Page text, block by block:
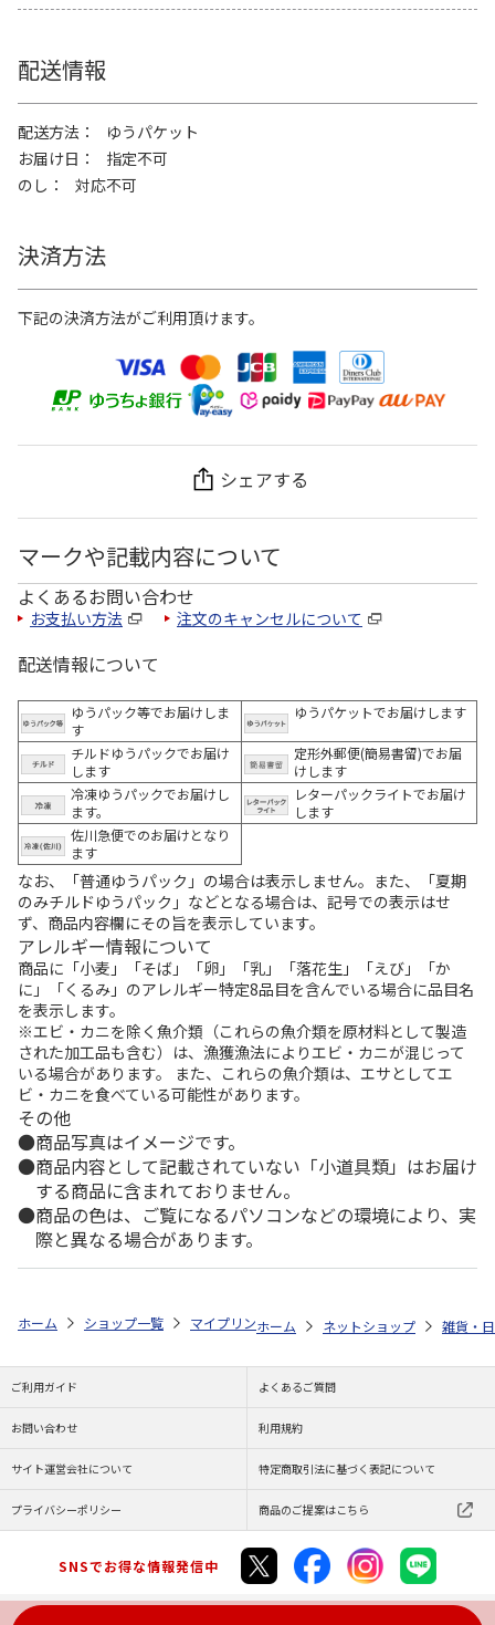
配送情報
配送方法
ゆうパケット
お届け日
指定不可
のし
対応不可
決済方法
下記の決済方法がご利用頂けます。
シェアする
マークや記載内容について
よくあるお問い合わせ
お支払い方法 注文のキャンセルについて
配送情報について
ゆうパック等でお届けしま
す
ゆうパケットでお届けします
チルドゆうパックでお届け
します
定形外郵便(簡易書留)でお届
けします
冷凍ゆうパックでお届けし
ます。
レターパックライトでお届け
します
佐川急便でのお届けとなり
ます
なお、「普通ゆうパック」の場合は表示しません。また、「夏期
のみチルドゆうパック」などとなる場合は、記号での表示はせ
ず、商品内容欄にその旨を表示しています。
アレルギー情報について
商品に「小麦」「そば」「卵」「乳」「落花生」「えび」「か
に」「くるみ」のアレルギー特定8品目を含んでいる場合に品目名
を表示します。
※エビ・カニを除く魚介類（これらの魚介類を原材料として製造
された加工品も含む）は、漁獲漁法によりエビ・カニが混じって
いる場合があります。 また、これらの魚介類は、エサとしてエ
ビ・カニを食べている可能性があります。
その他
商品写真はイメージです。
商品内容として記載されていない「小道具類」はお届け
する商品に含まれておりません。
商品の色は、ご覧になるパソコンなどの環境により、実
際と異なる場合があります。
ホーム ショップ一覧 マイプリント カーステッカー【コッカプー
ホーム ネットショップ 雑貨・
ご利用ガイド よくあるご質問
お問い合わせ 利用規約
サイト運営会社について 特定商取引法に基づく表記について
プライバシーポリシー 商品のご提案はこちら
SNSでお得な情報発信中